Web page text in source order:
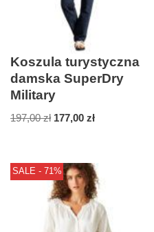
Koszula turystyczna
damska SuperDry
Military
197,00zł 177,00 zł
SALE - 71%